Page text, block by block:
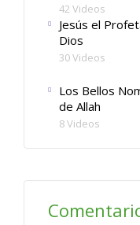
42 Videos
Jesús el
Dios
30 Videos
Los Bellos
de Allah
8 Videos